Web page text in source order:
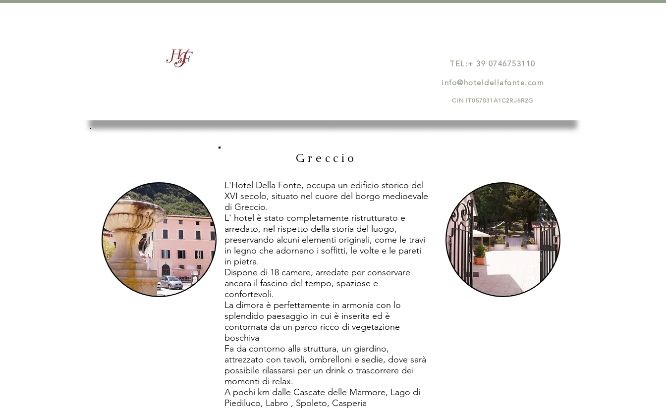
TEL:+ 39 0746753110
info@hoteldellafonte.com
CIN IT057031A1C2RJ6R2G
Greccio
L'Hotel Della Fonte, occupa un edificio storico del
XVI secolo, situato nel cuore del borgo medioevale
di Greccio.
L' hotel è stato completamente ristrutturato e
arredato, nel rispetto della storia del luogo,
preservando alcuni elementi originali, come le travi
in legno che adornano i soffitti, le volte e le pareti
in pietra.
Dispone di 18 camere, arredate per conservare
ancora il fascino del tempo, spaziose e
confortevoli.
La dimora è perfettamente in armonia con lo
splendido paesaggio in cui è inserita ed è
contornata da un parco ricco di vegetazione
boschiva
Fa da contorno alla struttura, un giardino,
attrezzato con tavoli, ombrelloni e sedie, dove sarà
possibile rilassarsi per un drink o trascorrere dei
momenti di relax.
A pochi km dalle Cascate delle Marmore, Lago di
Piediluco, Labro , Spoleto, Casperia